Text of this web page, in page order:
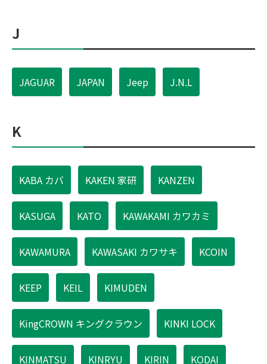
J
JAGUAR JAPAN Jeep J.N.L
K
KABA カバ KAKEN 家研 KANZEN
KASUGA KATO KAWAKAMI カワカミ
KAWAMURA KAWASAKI カワサキ KCOIN
KEEP KEIL KIMUDEN
KingCROWN キングクラウン KINKI LOCK
KINMATSU KINRYU KIRIN KODAI